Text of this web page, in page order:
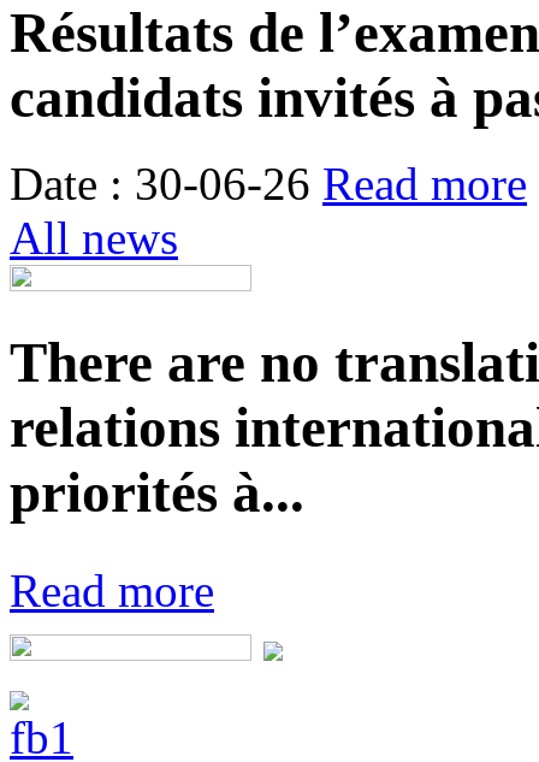
Résultats de
candidats invités à
Date : 30-06-26 Read more
All news
There are no
relations
priorités à...
Read more